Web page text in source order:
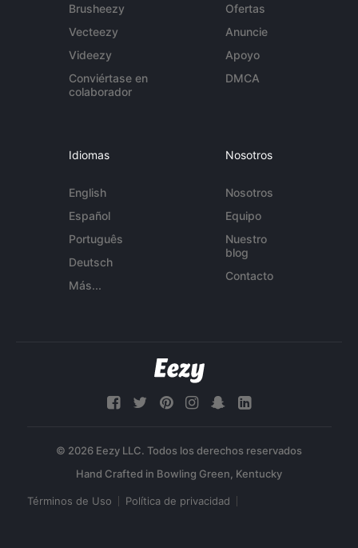
Brusheezy
Vecteezy
Videezy
Conviértase en
colaborador
Ofertas
Anuncie
Apoyo
DMCA
Idiomas
English
Español
Português
Deutsch
Más...
Nosotros
Nosotros
Equipo
Nuestro
blog
Contacto
© 2026 Eezy LLC. Todos los derechos reservados
Términos de Uso Política de privacidad